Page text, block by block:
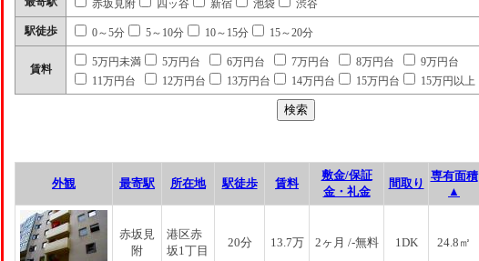
赤坂見附 四ッ谷 新宿 池袋 渋谷
駅徒歩 0～5分 5～10分 10～15分 15～20分
賃料
5万円未満 5万円台 6万円台 7万円台 8万円台 9万円台
11万円台
12万円台 13万円台 14万円台 15万円台 15万円以上
外観 最寄駅 所在地 駅徒歩 賃料
敷金/保証
金・礼金
間取り
専有面積
▲
赤坂見
附
港区赤
坂1丁目
20分 13.7万 2ヶ月 /-無料 1DK 24.8㎡